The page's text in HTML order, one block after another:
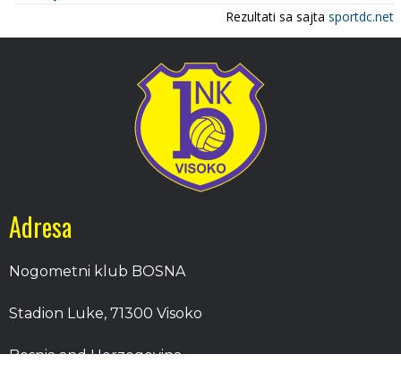
Adresa
Nogometni klub BOSNA
Stadion Luke, 71300 Visoko
Bosnia and Herzegovina